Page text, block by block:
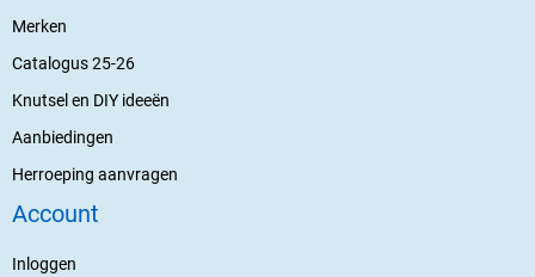
Merken
Catalogus 25-26
Knutsel en DIY ideeën
Aanbiedingen
Herroeping aanvragen
Account
Inloggen